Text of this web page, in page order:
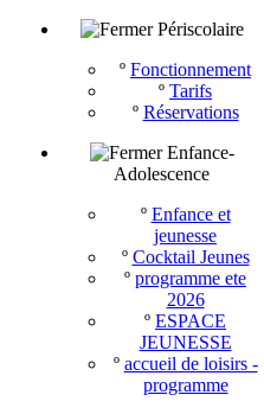
Périscolaire
º Fonctionnement
º Tarifs
º Réservations
Enfance-
Adolescence
º Enfance et
jeunesse
º Cocktail Jeunes
º programme ete
2026
º ESPACE
JEUNESSE
º accueil de loisirs -
programme